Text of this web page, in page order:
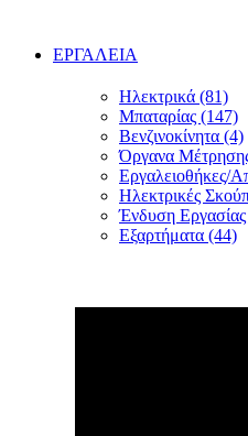
ΕΡΓΑΛΕΙΑ
Ηλεκτρικά (81)
Μπαταρίας (147)
Βενζινοκίνητα (4)
Όργανα
Εργαλειοθήκες/
Ηλεκτρικές
Ένδυση
Εξαρτήματα (44)